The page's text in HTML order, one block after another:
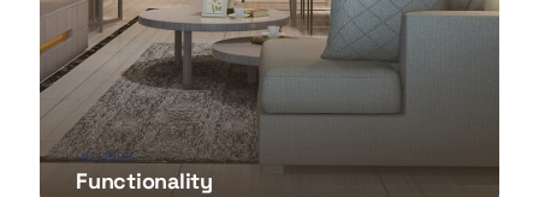
INTERIOR
Functionality